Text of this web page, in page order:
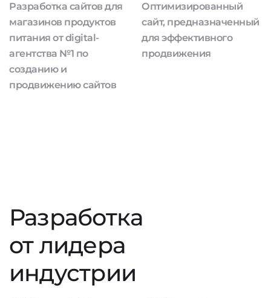
Разработка сайтов для
магазинов продуктов
питания от digital-
агентства №1 по
созданию и
продвижению сайтов
Оптимизированный
сайт, предназначенный
для эффективного
продвижения
Разработка
от лидера
индустрии